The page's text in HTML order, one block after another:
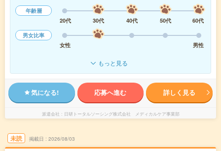
年齢層
20代
30代 40代 50代
60代
男女比率
女性
男性
もっと見る
気になる! 応募へ進む 詳しく見る
派遣会社 日研トータルソーシング株式会社 メディカルケア事業部
未読 掲載日 2026/08/03